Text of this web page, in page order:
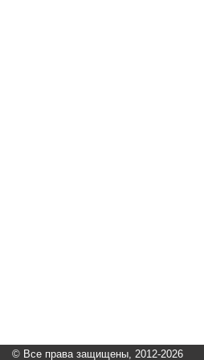
© Все права защищены, 2012-2026